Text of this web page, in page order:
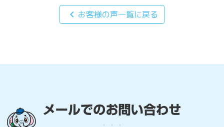
chevron_left お客様の声一覧に戻る